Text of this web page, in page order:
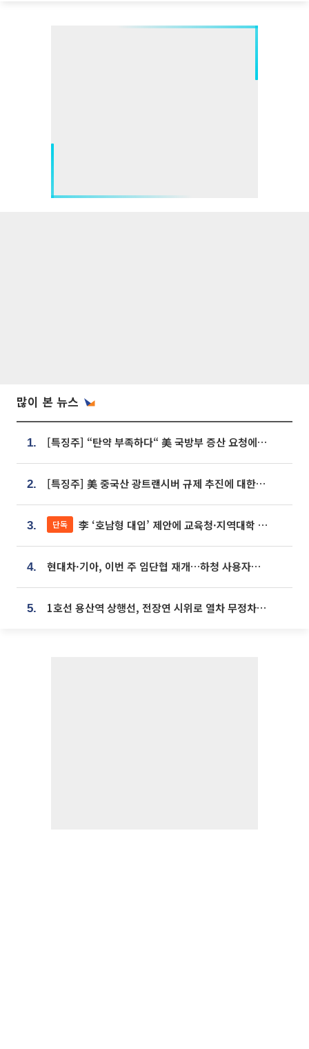
많이 본 뉴스
1. [특징주] “탄약 부족하다“ 美 국방부 증산 요청에⋯국내 방산주 급등세
2. [특징주] 美 중국산 광트랜시버 규제 추진에 대한광통신 등 광통신株 강세
3. 단독 李 ‘호남형 대입’ 제안에 교육청·지역대학 서·논술형 입시 연계 '착수'
4. 현대차·기아, 이번 주 임단협 재개…하청 사용자성 재심도 ‘변수’
5. 1호선 용산역 상행선, 전장연 시위로 열차 무정차 운행